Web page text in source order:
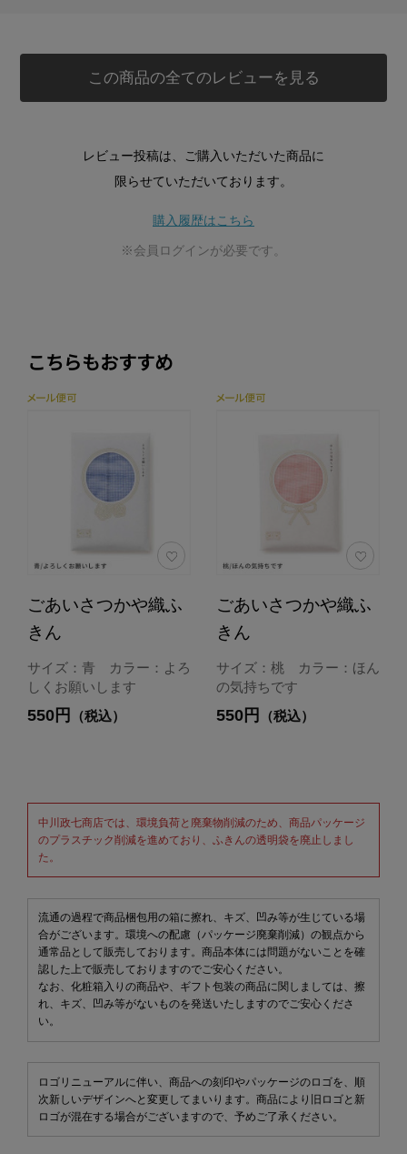
この商品の全てのレビューを見る
レビュー投稿は、ご購入いただいた商品に
限らせていただいております。
購入履歴はこちら
※会員ログインが必要です。
こちらもおすすめ
ごあいさつかや織ふ
きん
サイズ：青 カラー：よろ
しくお願いします
550円 （税込）
ごあいさつかや織ふ
きん
サイズ：桃 カラー：ほん
の気持ちです
550円 （税込）
中川政七商店では、環境負荷と廃棄物削減のため、商品パッケージ
のプラスチック削減を進めており、ふきんの透明袋を廃止しまし
た。
流通の過程で商品梱包用の箱に擦れ、キズ、凹み等が生じている場
合がございます。環境への配慮（パッケージ廃棄削減）の観点から
通常品として販売しております。商品本体には問題がないことを確
認した上で販売しておりますのでご安心ください。
なお、化粧箱入りの商品や、ギフト包装の商品に関しましては、擦
れ、キズ、凹み等がないものを発送いたしますのでご安心くださ
い。
ロゴリニューアルに伴い、商品への刻印やパッケージのロゴを、順
次新しいデザインへと変更してまいります。商品により旧ロゴと新
ロゴが混在する場合がございますので、予めご了承ください。